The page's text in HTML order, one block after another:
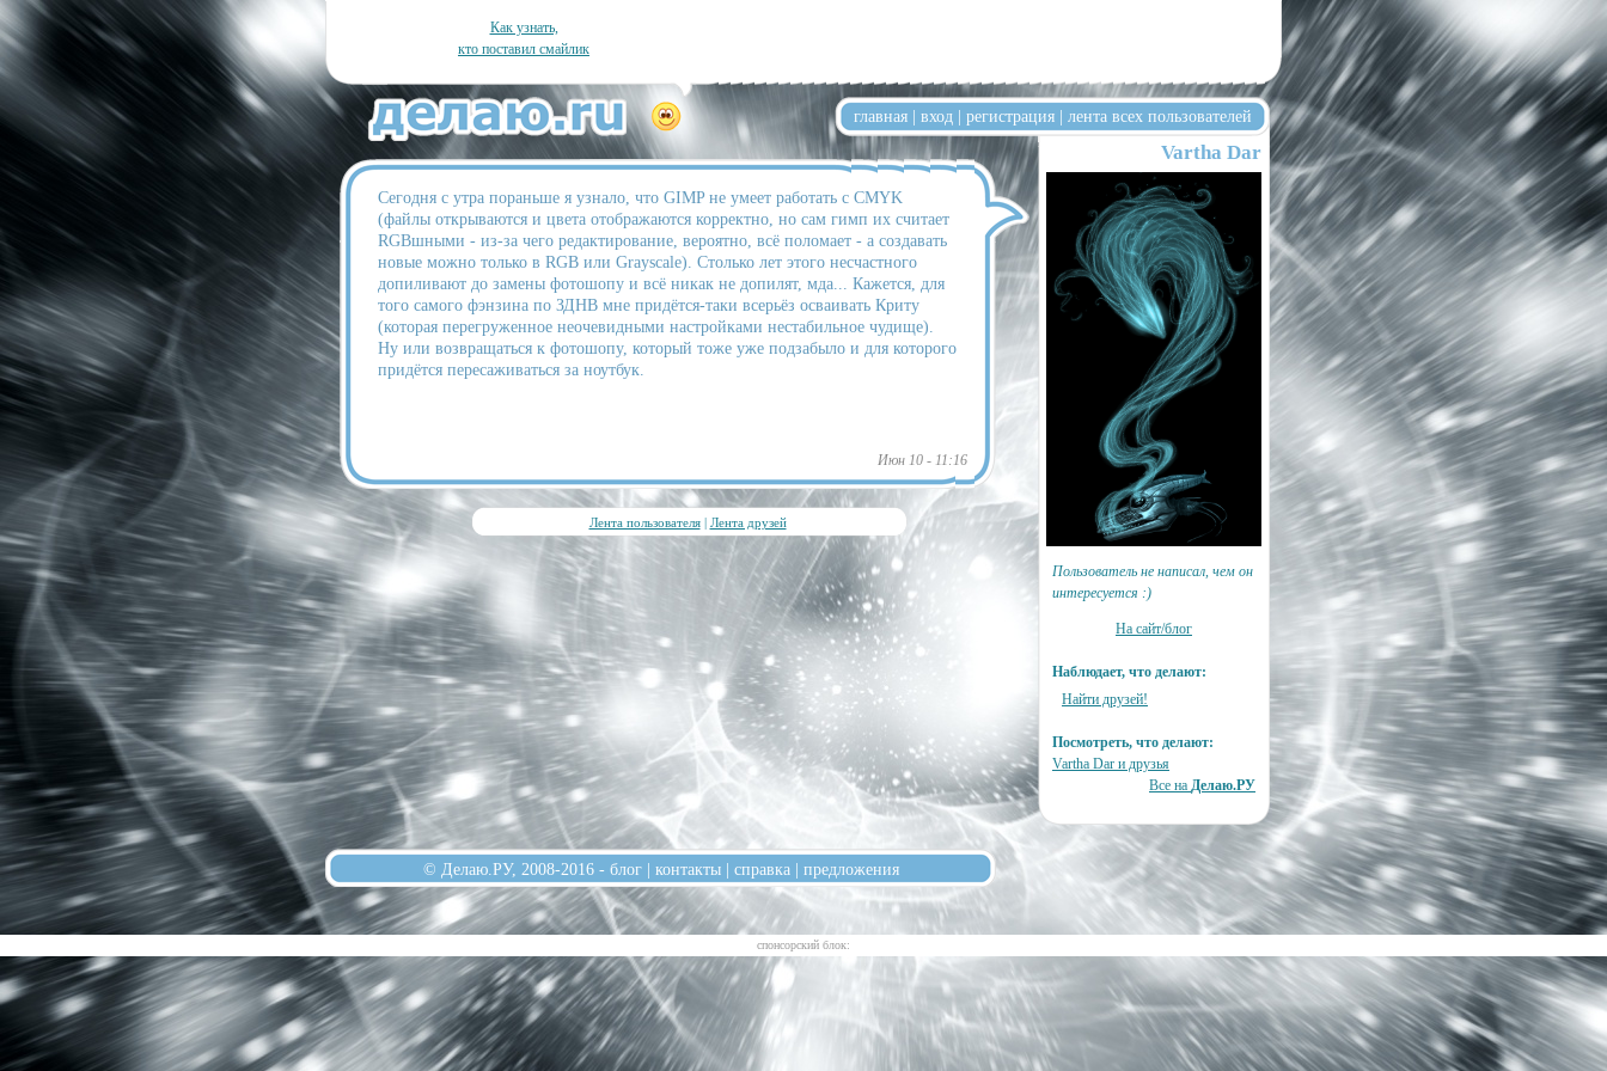
Как узнать,
кто поставил смайлик
главная | вход | регистрация | лента всех пользователей
Сегодня с утра пораньше я узнало, что GIMP не умеет работать с CMYK
(файлы открываются и цвета отображаются корректно, но сам гимп их считает
RGBшными - из-за чего редактирование, вероятно, всё поломает - а создавать
новые можно только в RGB или Grayscale). Столько лет этого несчастного
допиливают до замены фотошопу и всё никак не допилят, мда... Кажется, для
того самого фэнзина по ЗДНВ мне придётся-таки всерьёз осваивать Криту
(которая перегруженное неочевидными настройками нестабильное чудище).
Ну или возвращаться к фотошопу, который тоже уже подзабыло и для которого
придётся пересаживаться за ноутбук.
Июн 10 - 11:16
Лента пользователя| Лента друзей
Vartha Dar
Пользователь не написал, чем он
интересуется :)
На сайт/блог
Наблюдает, что делают:
Найти друзей!
Посмотреть, что делают:
Vartha Dar и друзья
Все на Делаю.РУ
© Делаю.РУ, 2008-2016 - блог | контакты | справка | предложения
cпонсорский блок: